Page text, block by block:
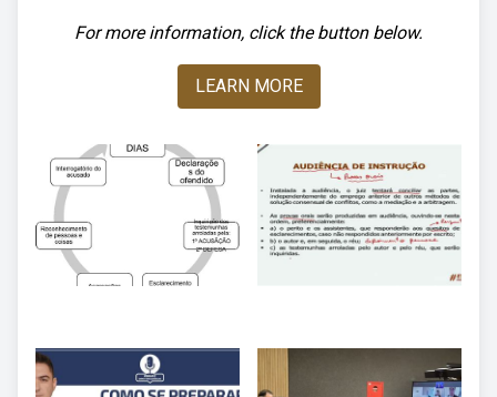
For more information, click the button below.
LEARN MORE